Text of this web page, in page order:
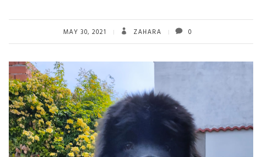
MAY 30, 2021 ZAHARA 0